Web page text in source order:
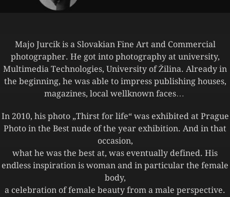
Majo Jurcik is a Slovakian Fine Art and Commercial
photographer. He got into photography at university,
Multimedia Technologies, University of Žilina. Already in
the beginning, he was able to impress publishing houses,
magazines, local wellknown faces…
In 2010, his photo „Thirst for life“ was exhibited at Prague
Photo in the Best nude of the year exhibition. And in that
occasion,
what he was the best at, was eventually defined. His
endless inspiration is woman and in particular the female
body,
a celebration of female beauty from a male perspective.